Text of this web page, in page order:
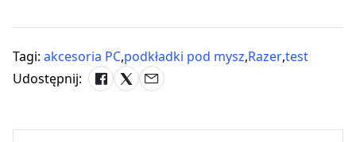
Tagi: akcesoria PC,podkładki pod mysz,Razer,test
Udostępnij: